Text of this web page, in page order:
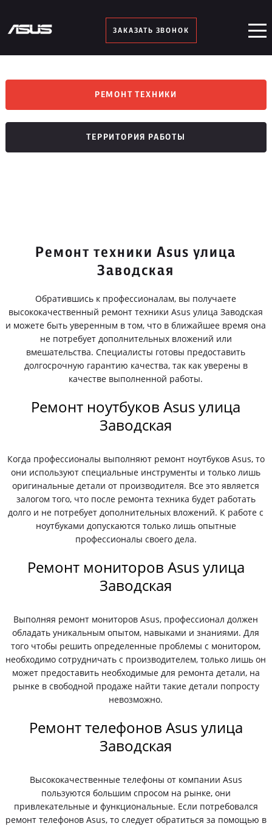
ЗАКАЗАТЬ ЗВОНОК
РЕМОНТ ТЕХНИКИ
ТЕРРИТОРИЯ РАБОТЫ
Ремонт техники Asus улица
Заводская
Обратившись к профессионалам, вы получаете
высококачественный ремонт техники Asus улица Заводская
и можете быть уверенным в том, что в ближайшее время она
не потребует дополнительных вложений или
вмешательства. Специалисты готовы предоставить
долгосрочную гарантию качества, так как уверены в
качестве выполненной работы.
Ремонт ноутбуков Asus улица
Заводская
Когда профессионалы выполняют ремонт ноутбуков Asus, то
они используют специальные инструменты и только лишь
оригинальные детали от производителя. Все это является
залогом того, что после ремонта техника будет работать
долго и не потребует дополнительных вложений. К работе с
ноутбуками допускаются только лишь опытные
профессионалы своего дела.
Ремонт мониторов Asus улица
Заводская
Выполняя ремонт мониторов Asus, профессионал должен
обладать уникальным опытом, навыками и знаниями. Для
того чтобы решить определенные проблемы с монитором,
необходимо сотрудничать с производителем, только лишь он
может предоставить необходимые для ремонта детали, на
рынке в свободной продаже найти такие детали попросту
невозможно.
Ремонт телефонов Asus улица
Заводская
Высококачественные телефоны от компании Asus
пользуются большим спросом на рынке, они
привлекательные и функциональные. Если потребовался
ремонт телефонов Asus, то следует обратиться за помощью в